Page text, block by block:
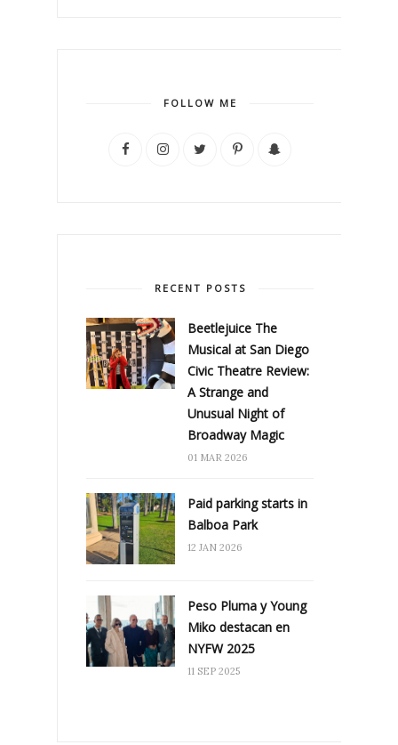
FOLLOW ME
RECENT POSTS
Beetlejuice The
Musical at San Diego
Civic Theatre Review:
A Strange and
Unusual Night of
Broadway Magic
01 MAR 2026
Paid parking starts in
Balboa Park
12 JAN 2026
Peso Pluma y Young
Miko destacan en
NYFW 2025
11 SEP 2025